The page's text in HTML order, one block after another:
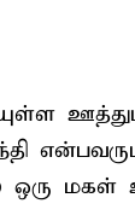
ஒரு மகள்